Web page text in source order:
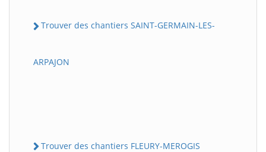
Trouver des chantiers SAINT-GERMAIN-LES-
ARPAJON
Trouver des chantiers FLEURY-MEROGIS